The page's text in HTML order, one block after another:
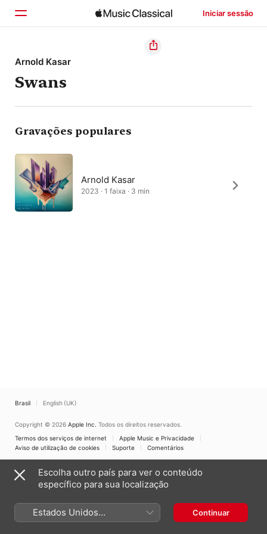
Iniciar sessão
Início
Explorar
Buscar
Arnold Kasar
Swans
Gravações populares
Arnold Kasar
2023 · 1 faixa · 3 min
Brasil English (UK)
Copyright © 2026 Apple Inc. Todos os direitos reservados.
Termos dos serviços de internet
Apple Music e Privacidade
Aviso de utilização de cookies
Suporte Comentários
Escolha outro país para ver o conteúdo
específico para sua localização
Estados Unidos
(Português Brasil)
Continuar